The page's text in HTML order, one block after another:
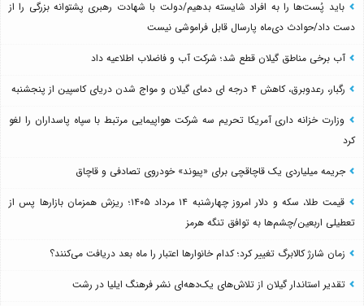
باید پُست‌ها را به افراد شایسته بدهیم/دولت با شهادت رهبری پشتوانه بزرگی را از
دست داد/حوادث دی‌ماه پارسال قابل فراموشی نیست
آب برخی مناطق گیلان قطع شد؛ شرکت آب و فاضلاب اطلاعیه داد
رگبار، رعدوبرق، کاهش ۴ درجه ای دمای گیلان و مواج شدن دریای کاسپین از پنجشنبه
وزارت خزانه داری آمریکا تحریم سه شرکت هواپیمایی مرتبط با سپاه پاسداران را لغو
کرد
جریمه میلیاردی یک قاچاقچی برای «پیوند» خودروی تصادفی و قاچاق
قیمت طلا، سکه و دلار امروز چهارشنبه ۱۴ مرداد ۱۴۰۵؛ ریزش همزمان بازارها پس از
تعطیلی اربعین/چشم‌ها به توافق تنگه هرمز
زمان شارژ کالابرگ تغییر کرد؛ کدام خانوارها اعتبار را ماه بعد دریافت می‌کنند؟
تقدیر استاندار گیلان از تلاش‌های یک‌دهه‌ای نشر فرهنگ ایلیا در رشت